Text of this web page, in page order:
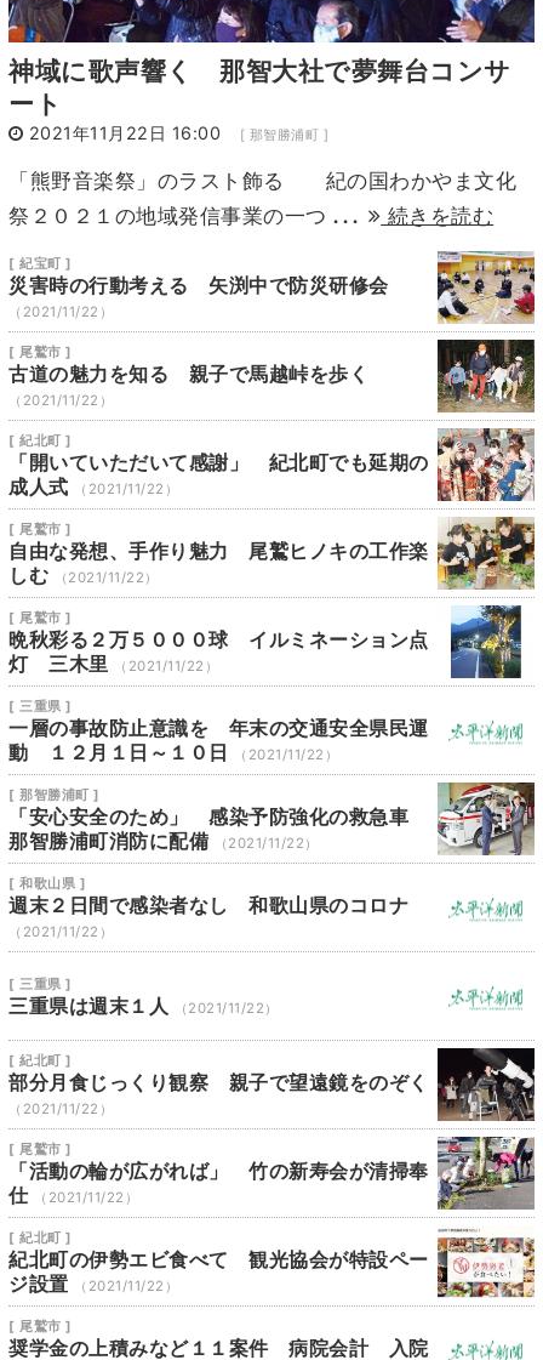
神域に歌声響く 那智大社で夢舞台コンサ
ート
2021年11月22日 16:00 [ 那智勝浦町 ]
「熊野音楽祭」のラスト飾る 紀の国わかやま文化
祭２０２１の地域発信事業の一つ ... 続きを読む
[ 紀宝町 ]
災害時の行動考える 矢渕中で防災研修会
（2021/11/22）
[ 尾鷲市 ]
古道の魅力を知る 親子で馬越峠を歩く
（2021/11/22）
[ 紀北町 ]
「開いていただいて感謝」 紀北町でも延期の
成人式
（2021/11/22）
[ 尾鷲市 ]
自由な発想、手作り魅力 尾鷲ヒノキの工作楽
しむ
（2021/11/22）
[ 尾鷲市 ]
晩秋彩る２万５０００球 イルミネーション点
灯 三木里
（2021/11/22）
[ 三重県 ]
一層の事故防止意識を 年末の交通安全県民運
動 １２月１日～１０日
（2021/11/22）
[ 那智勝浦町 ]
「安心安全のため」 感染予防強化の救急車
那智勝浦町消防に配備
（2021/11/22）
[ 和歌山県 ]
週末２日間で感染者なし 和歌山県のコロナ
（2021/11/22）
[ 三重県 ]
三重県は週末１人 （2021/11/22）
[ 紀北町 ]
部分月食じっくり観察 親子で望遠鏡をのぞく
（2021/11/22）
[ 尾鷲市 ]
「活動の輪が広がれば」 竹の新寿会が清掃奉
仕
（2021/11/22）
[ 紀北町 ]
紀北町の伊勢エビ食べて 観光協会が特設ペー
ジ設置
（2021/11/22）
[ 尾鷲市 ]
奨学金の上積みなど１１案件 病院会計 入院